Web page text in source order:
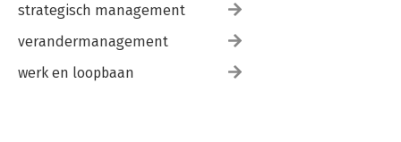
strategisch management
verandermanagement
werk en loopbaan